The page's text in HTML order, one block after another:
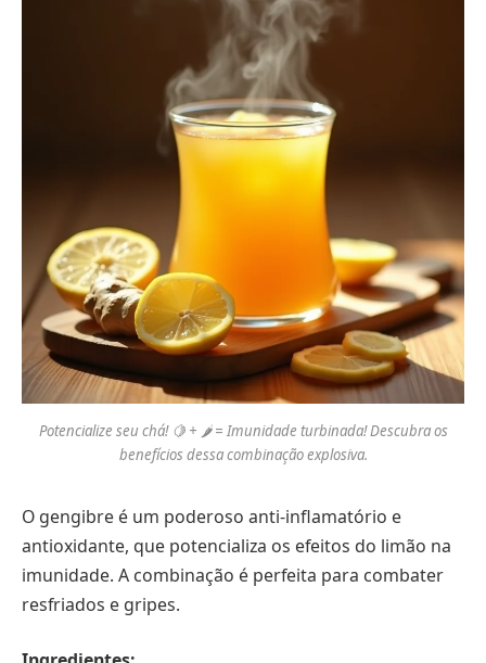
Potencialize seu chá! 🍋 + 🌶️ = Imunidade turbinada! Descubra os
benefícios dessa combinação explosiva.
O gengibre é um poderoso anti-inflamatório e
antioxidante, que potencializa os efeitos do limão na
imunidade. A combinação é perfeita para combater
resfriados e gripes.